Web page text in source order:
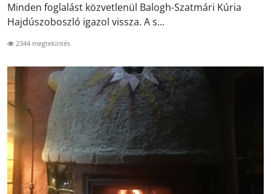
Minden foglalást közvetlenül Balogh-Szatmári Kúria
Hajdúszoboszló igazol vissza. A s...
2344 megtekintés